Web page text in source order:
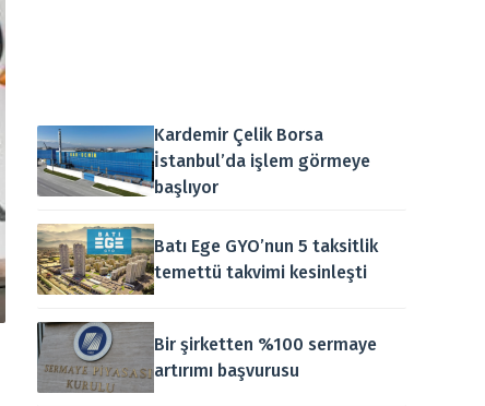
Kardemir Çelik Borsa
İstanbul’da işlem görmeye
başlıyor
Batı Ege GYO’nun 5 taksitlik
temettü takvimi kesinleşti
Bir şirketten %100 sermaye
artırımı başvurusu